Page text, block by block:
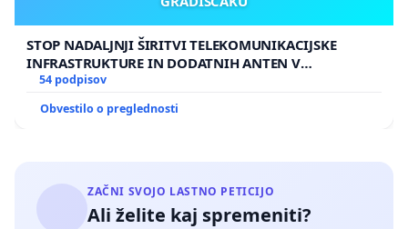
STOP NADALJNJI ŠIRITVI TELEKOMUNIKACIJSKE
INFRASTRUKTURE IN DODATNIH ANTEN V
GRADIŠČAKU
54 podpisov
Obvestilo o preglednosti
ZAČNI SVOJO LASTNO PETICIJO
Ali želite kaj spremeniti?